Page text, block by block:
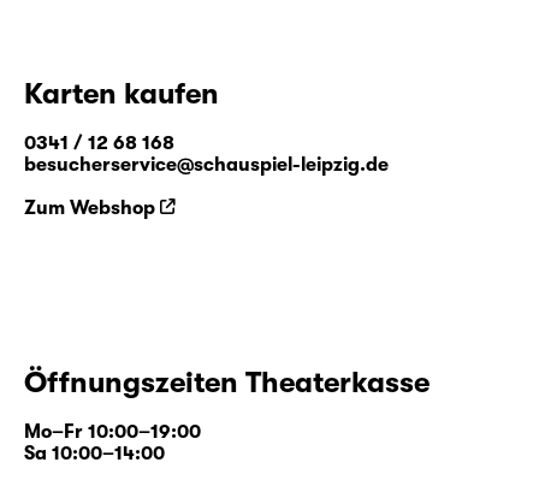
Karten kaufen
0341 / 12 68 168
besucherservice@schauspiel-leipzig.de
Zum Webshop
Öffnungszeiten Theaterkasse
Mo–Fr 10:00–19:00
Sa 10:00–14:00